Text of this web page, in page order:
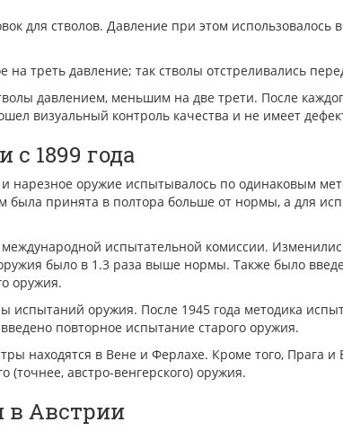
для стволов. Давление при этом
треть давление; так стволы отстреливались
давлением, меньшим на две трети. После
визуальный контроль качества и не имеет
1899 года
и нарезное оружие испытывалось по одинаковым
была принята в полтора больше от нормы, а для
испытательной комиссии.
было в 1.3 раза выше нормы. Также было
оружия.
испытаний оружия. После 1945 года методика
повторное испытание старого оружия.
находятся в Вене и Ферлахе. Кроме того, Прага и
(точнее, австро-венгерского) оружия.
в Австрии